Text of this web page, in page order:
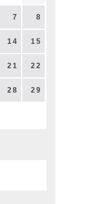
7 8
14 15
21 22
28 29